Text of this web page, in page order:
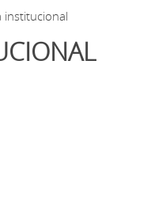
institucional